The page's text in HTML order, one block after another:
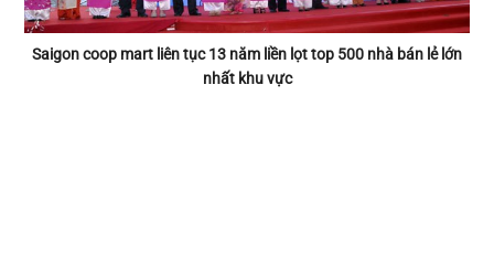
Saigon coop mart liên tục 13 năm liền lọt top 500 nhà bán lẻ lớn
nhất khu vực